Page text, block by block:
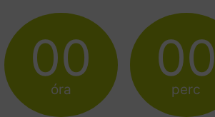
00
óra
00
perc